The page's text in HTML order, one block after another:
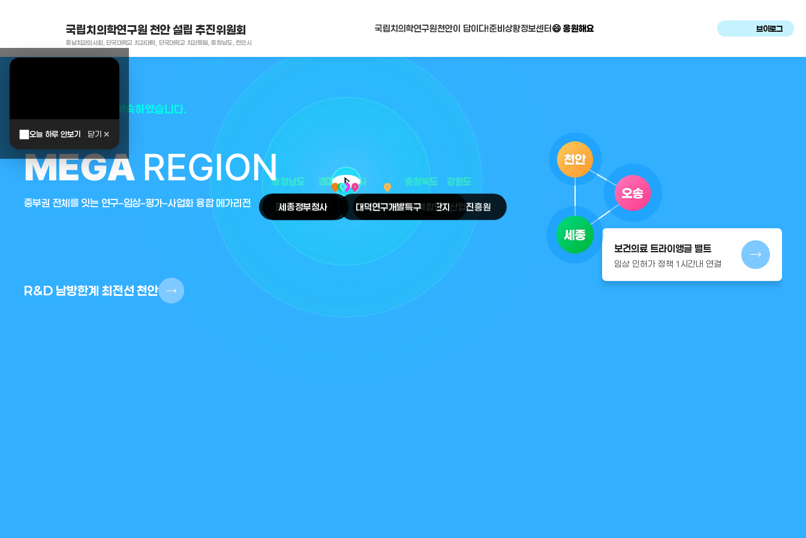
국립치의학연구원 천안 설립 추진위원회
충남치과의사회, 단국대학교 치과대학, 단국대학교 치과병원, 충청남도, 천안시
국립치의학연구원천안이 답이다!준비상황정보센터 😄 응원해요 브이로그
오늘 하루 안보기 닫기 ✕
대한민국은 두번이나 약속하였습니다.
MEGA REGION
중부권 전체를 잇는 연구–임상–평가–사업화 융합 메가리전
R&D 남방한계 최전선 천안
보건의료 트라이앵글 밸트
임상 인허가 정책 1시간내 연결
arrow_selector_tool 강원도
경기도 충청북도
충청남도 대전광역시
place
천안시
place
세종정부청사
place
판교테크노밸리
place
오송첨단의료복합단지
place
대덕연구개발특구
place
원주의료기기산업진흥원